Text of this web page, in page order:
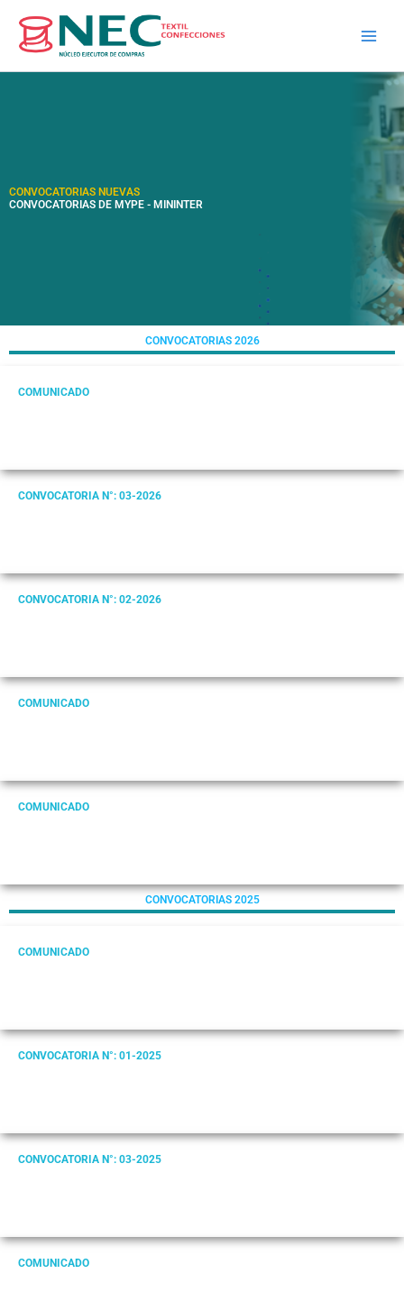
content
CONVOCATORIAS NUEVAS
CONVOCATORIAS DE MYPE - MININTER
CONVOCATORIAS 2026
COMUNICADO
CONVOCATORIA N°: 03-2026
CONVOCATORIA N°: 02-2026
COMUNICADO
COMUNICADO
CONVOCATORIAS 2025
COMUNICADO
CONVOCATORIA N°: 01-2025
CONVOCATORIA N°: 03-2025
COMUNICADO